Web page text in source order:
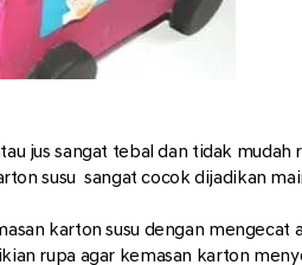
jus sangat tebal dan tidak
susu sangat cocok dijadikan
karton susu dengan
rupa agar kemasan karton